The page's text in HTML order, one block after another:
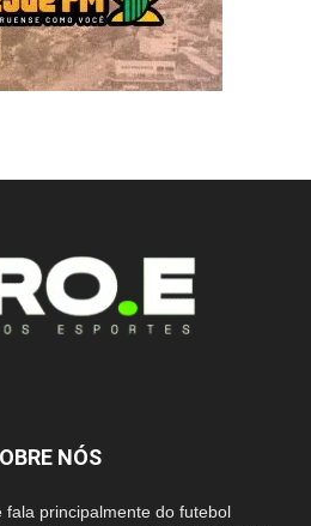
NÓS
fala principalmente do futebol